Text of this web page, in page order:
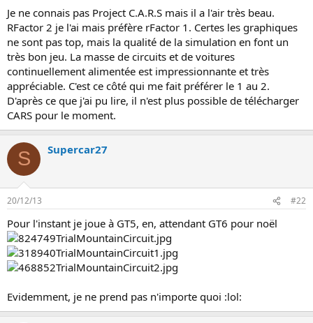
a
d
i
s
c
s
s
i
o
n
u
t
Je ne connais pas Project C.A.R.S mais il a l'air très beau.
RFactor 2 je l'ai mais préfère rFactor 1. Certes les graphiques
ne sont pas top, mais la qualité de la simulation en font un
très bon jeu. La masse de circuits et de voitures
continuellement alimentée est impressionnante et très
appréciable. C'est ce côté qui me fait préférer le 1 au 2.
D'après ce que j'ai pu lire, il n'est plus possible de télécharger
CARS pour le moment.
S Supercar27
20/12/13 #22
Pour l'instant je joue à GT5, en, attendant GT6 pour noël
Evidemment, je ne prend pas n'importe quoi :lol: